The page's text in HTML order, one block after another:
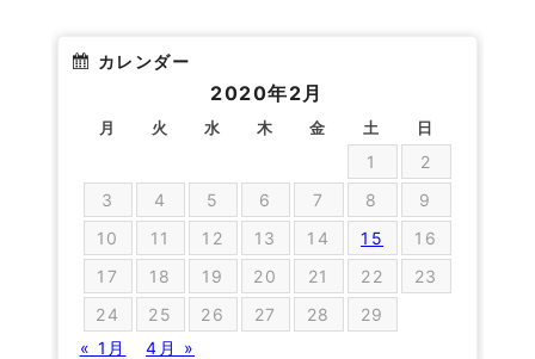
カレンダー
2020年2月
月 火 水 木 金 土 日
1
2
3
4 5 6 7 8
9
10
11 12 13 14 15
16
17
18 19 20 21 22
23
24
25 26 27 28
29
« 1月
4月 »